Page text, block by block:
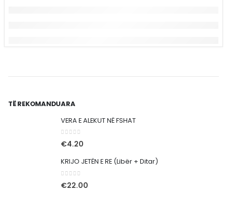
TË REKOMANDUARA
VERA E ALEKUT NË FSHAT
0out of 5
€4.20
KRIJO JETËN E RE (Libër + Ditar)
out of 5
€22.00